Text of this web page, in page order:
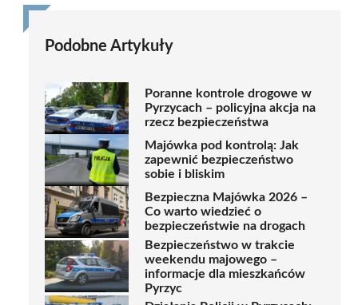
Podobne Artykuły
Poranne kontrole drogowe w
Pyrzycach – policyjna akcja na
rzecz bezpieczeństwa
Majówka pod kontrolą: Jak
zapewnić bezpieczeństwo
sobie i bliskim
Bezpieczna Majówka 2026 –
Co warto wiedzieć o
bezpieczeństwie na drogach
Bezpieczeństwo w trakcie
weekendu majowego –
informacje dla mieszkańców
Pyrzyc